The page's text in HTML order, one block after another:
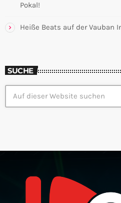
Pokal!
Heiße Beats auf der Vauban
SUCHE